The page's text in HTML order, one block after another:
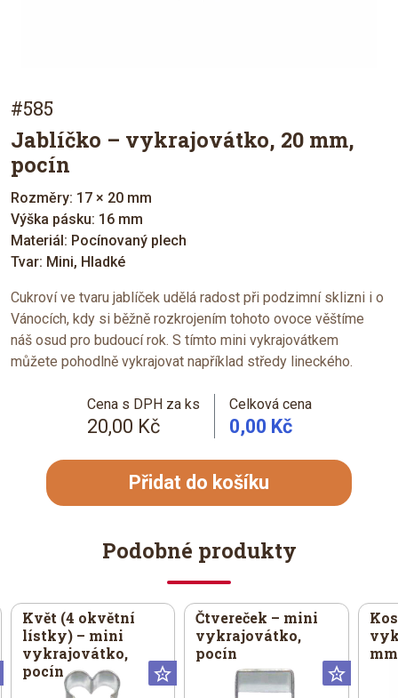
#585
Jablíčko – vykrajovátko, 20 mm,
pocín
Rozměry: 17 × 20 mm
Výška pásku: 16 mm
Materiál: Pocínovaný plech
Tvar: Mini, Hladké
Cukroví ve tvaru jablíček udělá radost při podzimní sklizni i o
Vánocích, kdy si běžně rozkrojením tohoto ovoce věštíme
náš osud pro budoucí rok. S tímto mini vykrajovátkem
můžete pohodlně vykrajovat například středy lineckého.
Cena s DPH za ks
20,00 Kč
Celková cena
0,00 Kč
Přidat do košíku
Podobné produkty
Universální
Květ (4 okvětní
lístky) – mini
vykrajovátko,
pocín
Čtvereček – mini
vykrajovátko,
pocín
Universální